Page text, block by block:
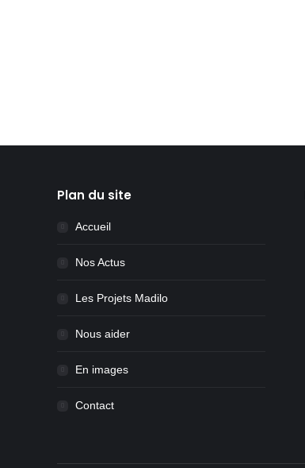
Plan du site
Accueil
Nos Actus
Les Projets Madilo
Nous aider
En images
Contact